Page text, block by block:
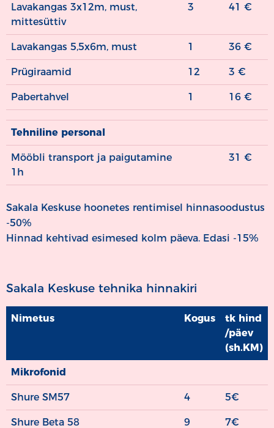
Lavakangas 3x12m, must,
mittesüttiv
3 41 €
Lavakangas 5,5x6m, must 1 36 €
Prügiraamid 12 3 €
Pabertahvel 1 16 €
Tehniline personal
Mööbli transport ja paigutamine
1h
31 €
Sakala Keskuse hoonetes rentimisel hinnasoodustus
-50%
Hinnad kehtivad esimesed kolm päeva. Edasi -15%
Sakala Keskuse tehnika hinnakiri
Nimetus Kogus
tk hind
/päev
(sh.KM)
Nimetus
(sh.KM)
Mikrofonid
Shure SM57 4 5€
Shure Beta 58 9 7€